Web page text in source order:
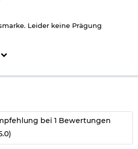
Leider keine Prägung
bei 1 Bewertungen